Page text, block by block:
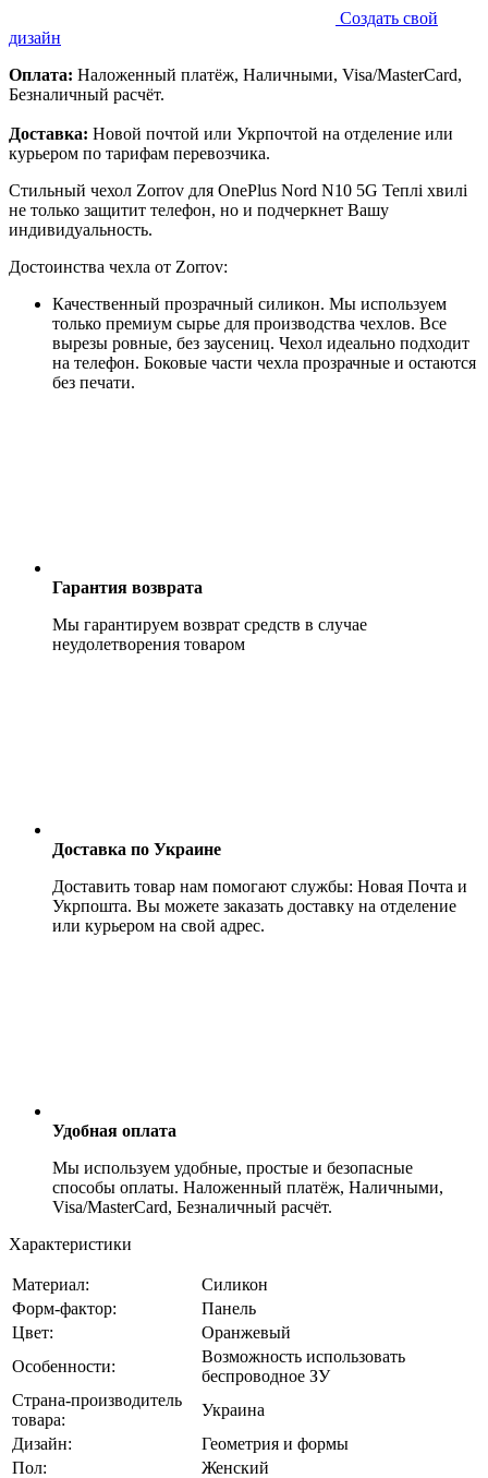
Создать свой
дизайн
Оплата: Наложенный платёж, Наличными, Visa/MasterCard,
Безналичный расчёт.
Доставка: Новой почтой или Укрпочтой на отделение или
курьером по тарифам перевозчика.
Стильный чехол Zorrov для OnePlus Nord N10 5G Теплі хвилі
не только защитит телефон, но и подчеркнет Вашу
индивидуальность.
Достоинства чехла от Zorrov:
Качественный прозрачный силикон. Мы используем
только премиум сырье для производства чехлов. Все
вырезы ровные, без заусениц. Чехол идеально подходит
на телефон. Боковые части чехла прозрачные и остаются
без печати.
Гарантия возврата
Мы гарантируем возврат средств в случае
неудолетворения товаром
Доставка по Украине
Доставить товар нам помогают службы: Новая Почта и
Укрпошта. Вы можете заказать доставку на отделение
или курьером на свой адрес.
Удобная оплата
Мы используем удобные, простые и безопасные
способы оплаты. Наложенный платёж, Наличными,
Visa/MasterCard, Безналичный расчёт.
Характеристики
Материал:
Силикон
Форм-фактор:
Панель
Цвет:
Оранжевый
Особенности:
Возможность использовать
беспроводное ЗУ
Страна-производитель
товара:
Украина
Дизайн:
Геометрия и формы
Пол:
Женский